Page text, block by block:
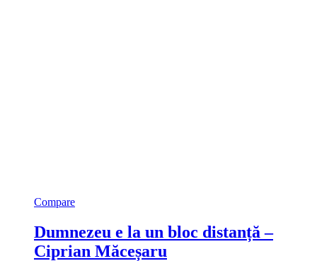
Compare
Dumnezeu e la un bloc distanță –
Ciprian Măceșaru